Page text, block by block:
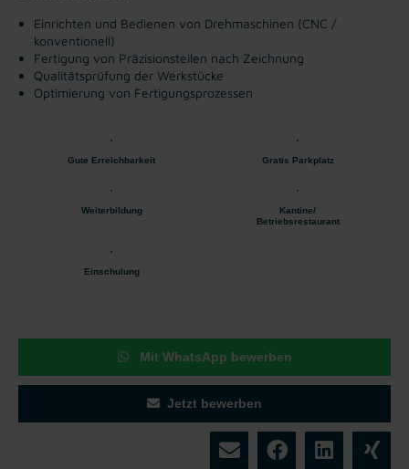
Einrichten und Bedienen von Drehmaschinen (CNC /
konventionell)
Fertigung von Präzisionsteilen nach Zeichnung
Qualitätsprüfung der Werkstücke
Optimierung von Fertigungsprozessen
Gute Erreichbarkeit Gratis Parkplatz
Weiterbildung
Kantine/
Betriebsrestaurant
Einschulung
Mit WhatsApp bewerben
Jetzt bewerben